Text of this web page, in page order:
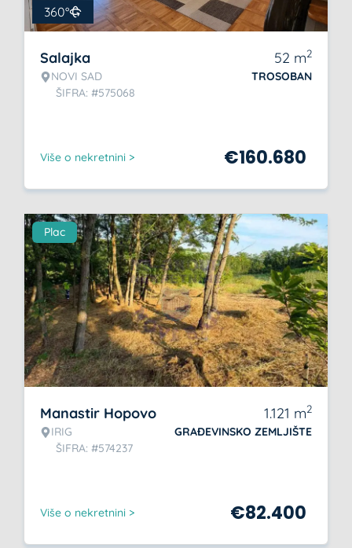
360°
Salajka
NOVI SAD
ŠIFRA: #575068
52 m2
TROSOBAN
Više o nekretnini > €160.680
Plac
Manastir Hopovo
IRIG
ŠIFRA: #574237
1.121 m2
GRAĐEVINSKO ZEMLJIŠTE
Više o nekretnini > €82.400